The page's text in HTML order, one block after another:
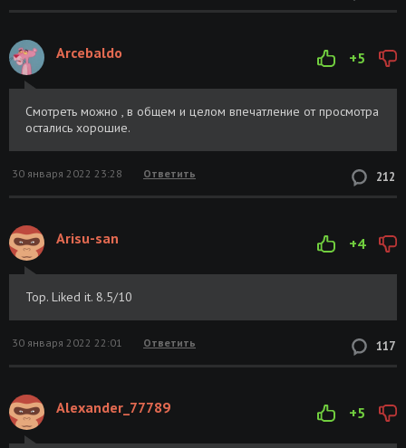
+5
Arcebaldo
Смотреть можно , в общем и целом впечатление от просмотра
остались хорошие.
212
30 января 2022 23:28 Ответить
+4
Arisu-san
Top. Liked it. 8.5/10
117
30 января 2022 22:01 Ответить
+5
Alexander_77789